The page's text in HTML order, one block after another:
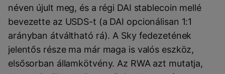
néven újult meg, és a régi DAI stablecoin mellé
bevezette az USDS-t (a DAI opcionálisan 1:1
arányban átváltható rá). A Sky fedezetének
jelentős része ma már maga is valós eszköz,
elsősorban államkötvény. Az RWA azt mutatja,